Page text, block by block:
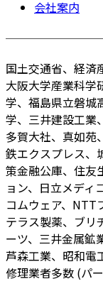
会社案内
国土交通省、経済
大阪大学産業科学
学、福島県立磐城
学、三井建設工業
多賀大社、真如苑
鉄エクスプレス、
策金融公庫、住友
ョン、日立メディ
コムウェア、NTT
テラス製薬、ブリ
ーツ、三井金属鉱
芦森工業、昭和電
修理業者多数 (パ